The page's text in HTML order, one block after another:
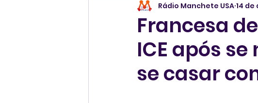
Francesa
ICE após
se casar
Rádio Manchete USA 14 de